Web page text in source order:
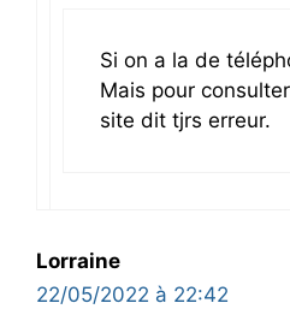
Si on a la de
Mais pour
site dit tjrs erreur.
Lorraine
22/05/2022 à 22:42